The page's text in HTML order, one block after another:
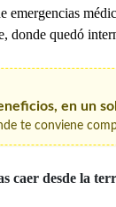
emergencias
donde quedó
en un
te conviene
caer desde la